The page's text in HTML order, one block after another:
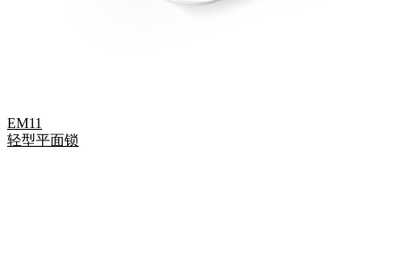
EM11
轻型平面锁